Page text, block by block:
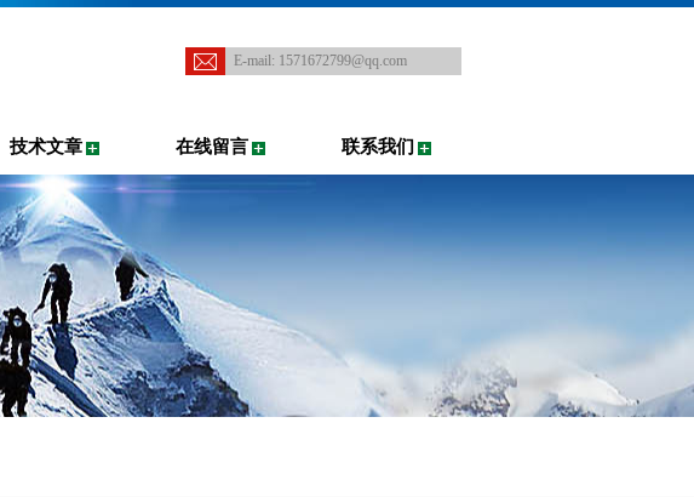
E-mail: 1571672799@qq.com
技术文章 在线留言 联系我们